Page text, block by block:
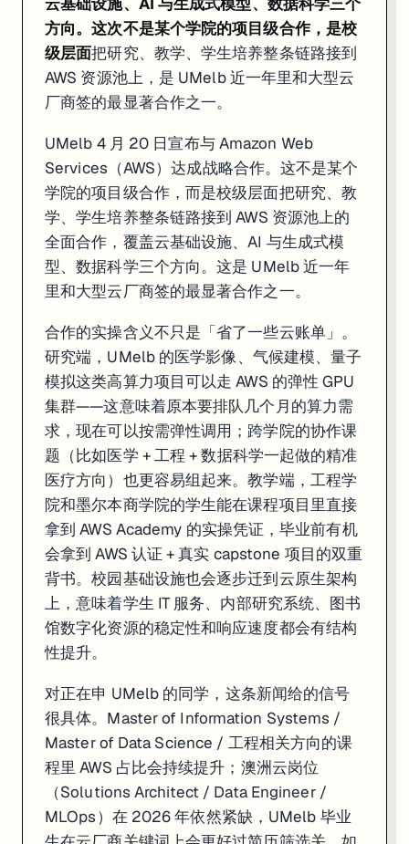
方向。这次不是某个学院的项目级合作，是校
级层面把研究、教学、学生培养整条链路接到
AWS 资源池上，是 UMelb 近一年里和大型云
厂商签的最显著合作之一。
UMelb 4 月 20 日宣布与 Amazon Web
Services（AWS）达成战略合作。这不是某个
学院的项目级合作，而是校级层面把研究、教
学、学生培养整条链路接到 AWS 资源池上的
全面合作，覆盖云基础设施、AI 与生成式模
型、数据科学三个方向。这是 UMelb 近一年
里和大型云厂商签的最显著合作之一。
合作的实操含义不只是「省了一些云账单」。
研究端，UMelb 的医学影像、气候建模、量子
模拟这类高算力项目可以走 AWS 的弹性 GPU
集群——这意味着原本要排队几个月的算力需
求，现在可以按需弹性调用；跨学院的协作课
题（比如医学 + 工程 + 数据科学一起做的精准
医疗方向）也更容易组起来。教学端，工程学
院和墨尔本商学院的学生能在课程项目里直接
拿到 AWS Academy 的实操凭证，毕业前有机
会拿到 AWS 认证 + 真实 capstone 项目的双重
背书。校园基础设施也会逐步迁到云原生架构
上，意味着学生 IT 服务、内部研究系统、图书
馆数字化资源的稳定性和响应速度都会有结构
性提升。
对正在申 UMelb 的同学，这条新闻给的信号
很具体。Master of Information Systems /
Master of Data Science / 工程相关方向的课
程里 AWS 占比会持续提升；澳洲云岗位
（Solutions Architect / Data Engineer /
MLOps）在 2026 年依然紧缺，UMelb 毕业